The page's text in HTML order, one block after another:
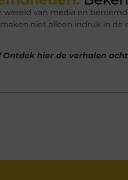
van media en
niet alleen indruk in
Ontdek hier de verhalen